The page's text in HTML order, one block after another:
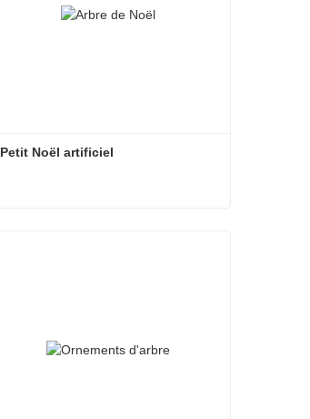
Petit Noël artificiel